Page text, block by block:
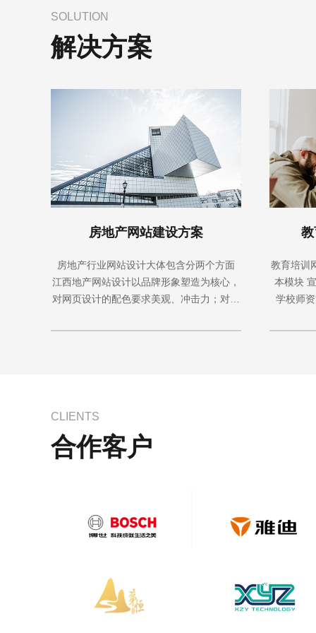
SOLUTION
解决方案
房地产网站建设方案
房地产行业网站设计大体包含分两个方面
江西地产网站设计以品牌形象塑造为核心，
对网页设计的配色要求美观、冲击力；对网
力；网站开
教育培训
本模块
学校师
CLIENTS
合作客户